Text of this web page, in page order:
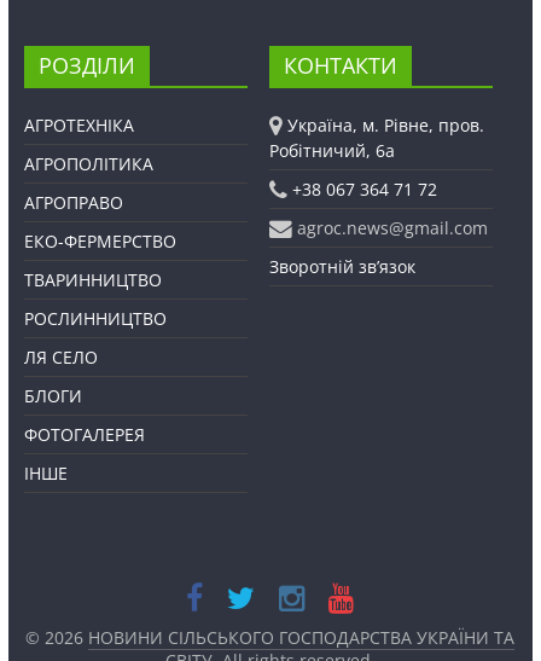
РОЗДІЛИ
АГРОТЕХНІКА
АГРОПОЛІТИКА
АГРОПРАВО
ЕКО-ФЕРМЕРСТВО
ТВАРИННИЦТВО
РОСЛИННИЦТВО
ЛЯ СЕЛО
БЛОГИ
ФОТОГАЛЕРЕЯ
ІНШЕ
КОНТАКТИ
Україна, м. Рівне, пров.
Робітничий, 6а
+38 067 364 71 72
agroc.news@gmail.com
Зворотній зв’язок
© 2026 НОВИНИ СІЛЬСЬКОГО ГОСПОДАРСТВА УКРАЇНИ ТА